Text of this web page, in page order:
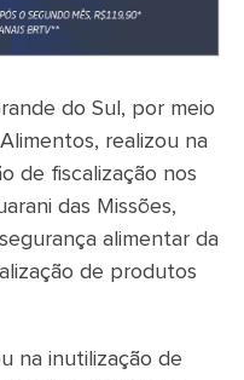
do Sul, por meio
realizou na
de fiscalização nos
das Missões,
alimentar da
de produtos
na inutilização de